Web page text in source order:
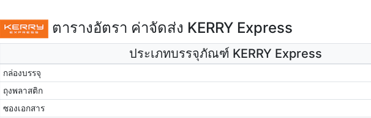
ตารางอัตรา ค่าจัดส่ง KERRY Express
ประเภทบรรจุภัณฑ์ KERRY Express
กล่องบรรจุ
ถุงพลาสติก
ซองเอกสาร